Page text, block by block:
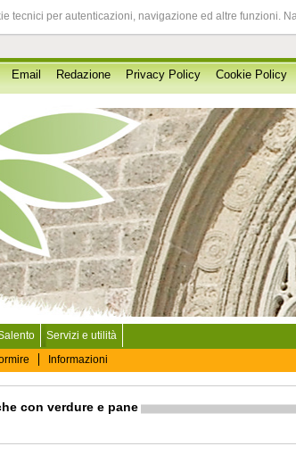
tecnici per autenticazioni, navigazione ed altre funzioni.
Email Redazione Privacy Policy Cookie Policy
Informazioni
Servizi e utilità
con verdure e pane